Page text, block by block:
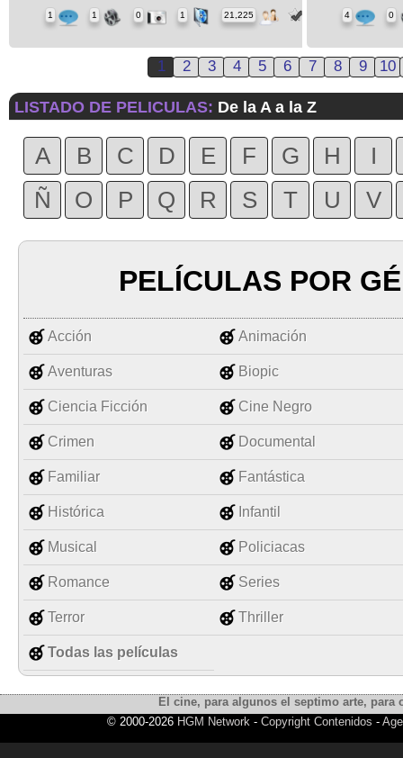
1 1 0 1 21,225 4 0
1 2 3 4 5 6 7 8 9 10
LISTADO DE PELICULAS: De la A a la Z
A B C D E F G H
I
Ñ
O P Q R S T U V
PELÍCULAS POR
Acción Animación
Aventuras Biopic
Ciencia Ficción Cine Negro
Crimen Documental
Familiar Fantástica
Histórica Infantil
Musical Policiacas
Romance Series
Terror Thriller
Todas las películas
El cine, para algunos el septimo arte,
© 2000-2026 HGM Network- Copyright Contenidos -